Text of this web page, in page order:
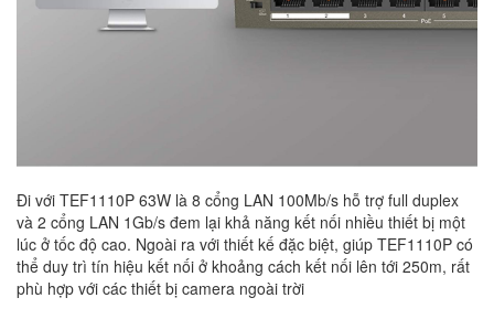
Đi với TEF1110P 63W là 8 cổng LAN 100Mb/s hỗ trợ full duplex
và 2 cổng LAN 1Gb/s đem lại khả năng kết nối nhiều thiết bị một
lúc ở tốc độ cao. Ngoài ra với thiết kế đặc biệt, giúp TEF1110P có
thể duy trì tín hiệu kết nối ở khoảng cách kết nối lên tới 250m, rất
phù hợp với các thiết bị camera ngoài trời